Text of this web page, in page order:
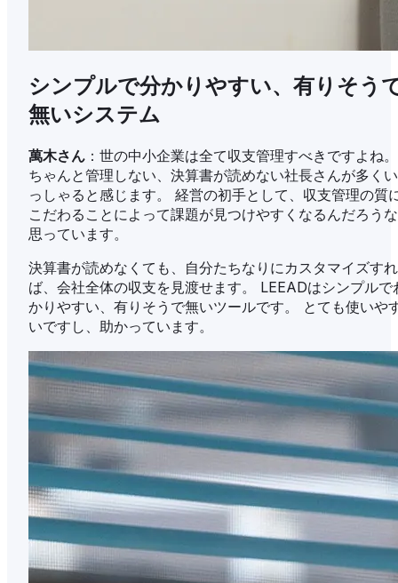
シンプルで分かりやすい、有りそう
無いシステム
萬木さん ：世の中小企業は全て収支管理すべきですよね。
ちゃんと管理しない、決算書が読めない社長さんが多く
っしゃると感じます。 経営の初手として、収支管理の質
こだわることによって課題が見つけやすくなるんだろう
思っています。
決算書が読めなくても、自分たちなりにカスタマイズすれ
ば、会社全体の収支を見渡せます。 LEEADはシンプルで
かりやすい、有りそうで無いツールです。 とても使いや
いですし、助かっています。